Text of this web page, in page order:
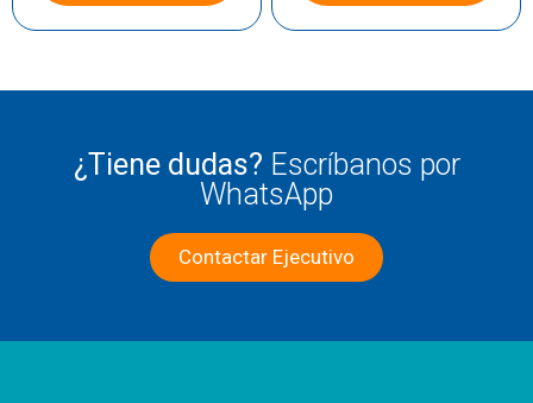
¿Tiene dudas? Escríbanos por
WhatsApp
Contactar Ejecutivo